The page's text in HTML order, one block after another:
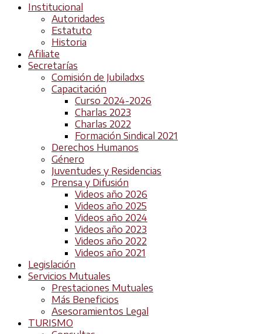
Institucional
Autoridades
Estatuto
Historia
Afiliate
Secretarías
Comisión de Jubiladxs
Capacitación
Curso 2024-2026
Charlas 2023
Charlas 2022
Formación Sindical 2021
Derechos Humanos
Género
Juventudes y Residencias
Prensa y Difusión
Videos año 2026
Videos año 2025
Videos año 2024
Videos año 2023
Videos año 2022
Videos año 2021
Legislación
Servicios Mutuales
Prestaciones Mutuales
Más Beneficios
Asesoramientos Legal
TURISMO